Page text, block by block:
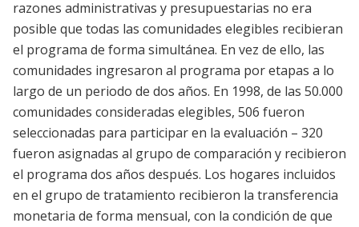
razones administrativas y presupuestarias no era
posible que todas las comunidades elegibles recibieran
el programa de forma simultánea. En vez de ello, las
comunidades ingresaron al programa por etapas a lo
largo de un periodo de dos años. En 1998, de las 50.000
comunidades consideradas elegibles, 506 fueron
seleccionadas para participar en la evaluación – 320
fueron asignadas al grupo de comparación y recibieron
el programa dos años después. Los hogares incluidos
en el grupo de tratamiento recibieron la transferencia
monetaria de forma mensual, con la condición de que